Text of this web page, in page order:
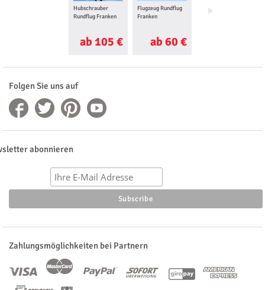
Hubschrauber
Rundflug Franken
ab 105 €
Flugzeug Rundflug
Franken
ab 60 €
Flugzeug selber
Folgen Sie uns auf
abonnieren
Zahlungsmöglichkeiten bei Partnern